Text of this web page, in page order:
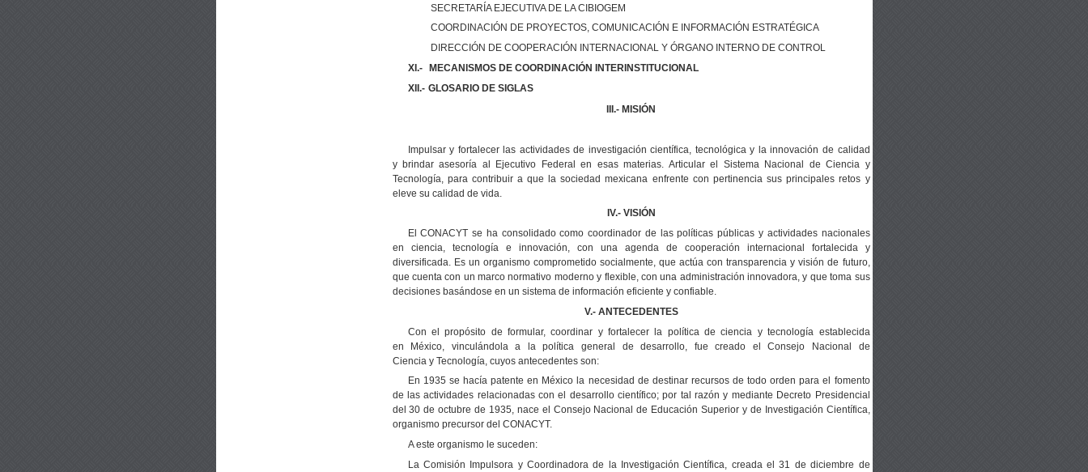
SECRETARÍA EJECUTIVA DE LA CIBIOGEM
COORDINACIÓN DE PROYECTOS, COMUNICACIÓN E INFORMACIÓN ESTRATÉGICA
DIRECCIÓN DE COOPERACIÓN INTERNACIONAL Y ÓRGANO INTERNO DE CONTROL
XI.-
MECANISMOS DE COORDINACIÓN INTERINSTITUCIONAL
XII.- GLOSARIO DE SIGLAS
III.- MISIÓN
Impulsar y fortalecer las actividades de investigación científica, tecnológica y la innovación de calidad
y brindar asesoría al Ejecutivo Federal en esas materias. Articular el Sistema Nacional de Ciencia y
Tecnología, para contribuir a que la sociedad mexicana enfrente con pertinencia sus principales retos y
eleve su calidad de vida.
IV.- VISIÓN
El CONACYT se ha consolidado como coordinador de las políticas públicas y actividades nacionales
en ciencia, tecnología e innovación, con una agenda de cooperación internacional fortalecida y
diversificada. Es un organismo comprometido socialmente, que actúa con transparencia y visión de futuro,
que cuenta con un marco normativo moderno y flexible, con una administración innovadora, y que toma sus
decisiones basándose en un sistema de información eficiente y confiable.
V.- ANTECEDENTES
Con el propósito de formular, coordinar y fortalecer la política de ciencia y tecnología establecida
en México, vinculándola a la política general de desarrollo, fue creado el Consejo Nacional de
Ciencia y Tecnología, cuyos antecedentes son:
En 1935 se hacía patente en México la necesidad de destinar recursos de todo orden para el fomento
de las actividades relacionadas con el desarrollo científico; por tal razón y mediante Decreto Presidencial
del 30 de octubre de 1935, nace el Consejo Nacional de Educación Superior y de Investigación Científica,
organismo precursor del CONACYT.
A este organismo le suceden:
La Comisión Impulsora y Coordinadora de la Investigación Científica, creada el 31 de diciembre de